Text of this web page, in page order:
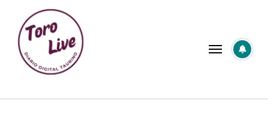
contenido